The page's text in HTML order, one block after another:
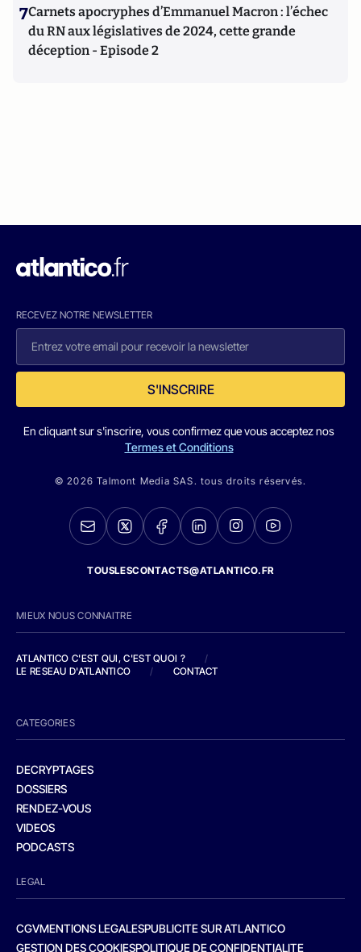
7Carnets apocryphes d’Emmanuel Macron : l’échec
du RN aux législatives de 2024, cette grande
déception - Episode 2
RECEVEZ NOTRE NEWSLETTER
S'INSCRIRE
En cliquant sur s'inscrire, vous confirmez que vous acceptez nos
Termes et Conditions
© 2026 Talmont Media SAS. tous droits réservés.
TOUSLESCONTACTS@ATLANTICO.FR
MIEUX NOUS CONNAITRE
ATLANTICO C'EST QUI, C'EST QUOI ?
/
LE RESEAU D'ATLANTICO
/ CONTACT
CATEGORIES
DECRYPTAGES
DOSSIERS
RENDEZ-VOUS
VIDEOS
PODCASTS
LEGAL
CGVMENTIONS LEGALESPUBLICITE SUR ATLANTICO
GESTION DES COOKIESPOLITIQUE DE CONFIDENTIALITE